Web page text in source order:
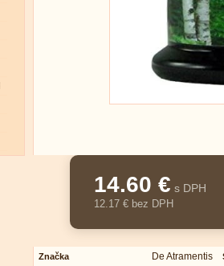
14.60 € s DPH
12.17 € bez DPH
Značka De Atramentis